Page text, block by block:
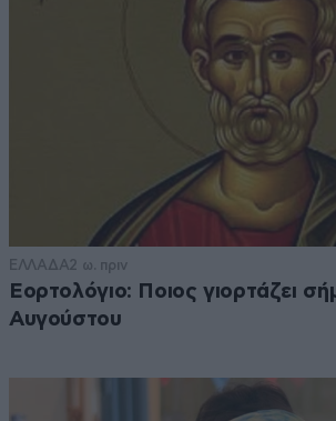
ΕΛΛΑΔΑ2 ω. πριν
Εορτολόγιο: Ποιος γιορτάζει
Αυγούστου